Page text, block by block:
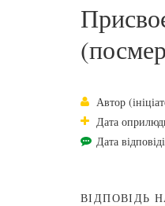
Автор
Дата
Дата
ВІДПОВІДЬ